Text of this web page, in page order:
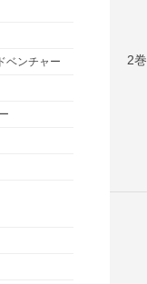
ベンチャー 2巻